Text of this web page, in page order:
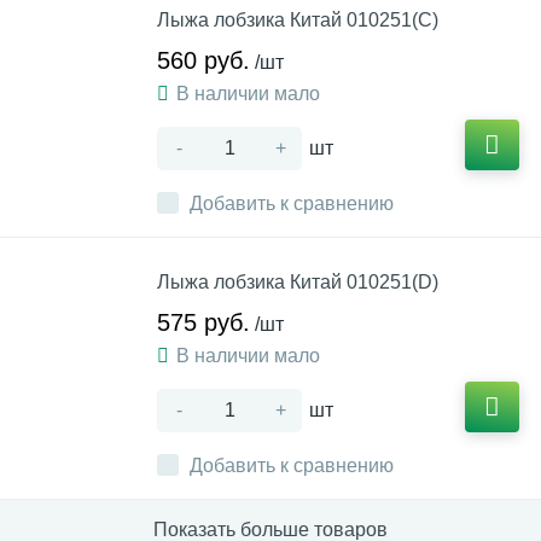
Лыжа лобзика Китай 010251(С)
560 руб. /шт
В наличии мало
- + шт
Добавить к сравнению
Лыжа лобзика Китай 010251(D)
575 руб. /шт
В наличии мало
- + шт
Добавить к сравнению
Показать больше товаров